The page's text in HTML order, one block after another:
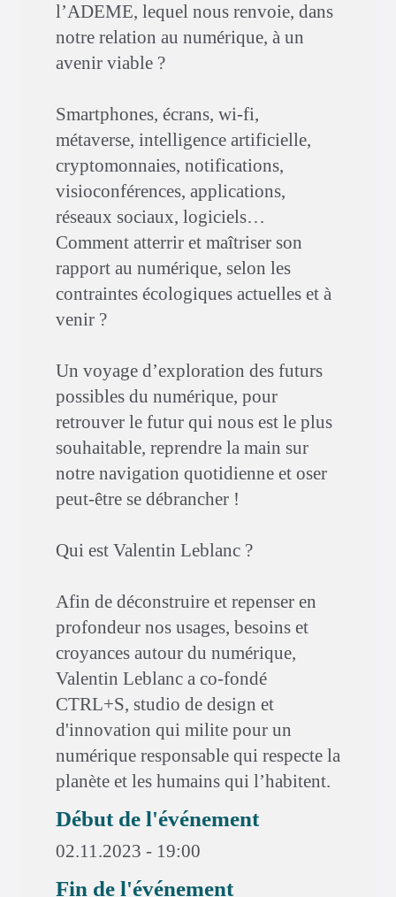
l’ADEME, lequel nous renvoie, dans
notre relation au numérique, à un
avenir viable ?
Smartphones, écrans, wi-fi,
métaverse, intelligence artificielle,
cryptomonnaies, notifications,
visioconférences, applications,
réseaux sociaux, logiciels…
Comment atterrir et maîtriser son
rapport au numérique, selon les
contraintes écologiques actuelles et à
venir ?
Un voyage d’exploration des futurs
possibles du numérique, pour
retrouver le futur qui nous est le plus
souhaitable, reprendre la main sur
notre navigation quotidienne et oser
peut-être se débrancher !
Qui est Valentin Leblanc ?
Afin de déconstruire et repenser en
profondeur nos usages, besoins et
croyances autour du numérique,
Valentin Leblanc a co-fondé
CTRL+S, studio de design et
d'innovation qui milite pour un
numérique responsable qui respecte la
planète et les humains qui l’habitent.
Début de l'événement
02.11.2023 - 19:00
Fin de l'événement